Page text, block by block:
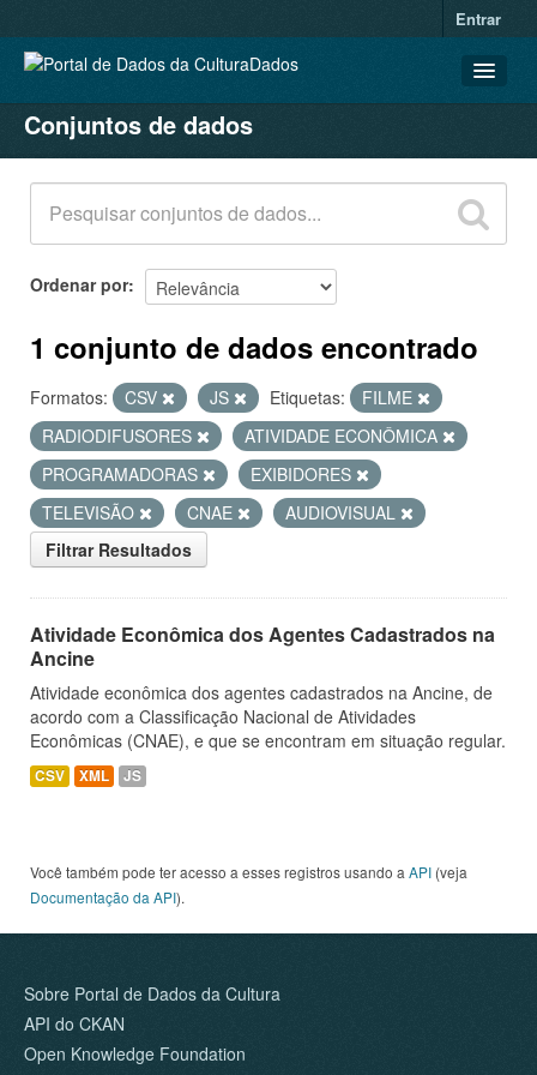
Entrar
CONJUNTOS DE DADOS
ORGANIZAÇÕES
GRUPOS
SOBRE
Conjuntos de dados
Ordenar por
1 conjunto de dados encontrado
Formatos: CSV JS Etiquetas:
FILME
RADIODIFUSORES
ATIVIDADE ECONÔMICA
PROGRAMADORAS
EXIBIDORES
TELEVISÃO
CNAE
AUDIOVISUAL
Filtrar Resultados
Atividade Econômica dos Agentes Cadastrados na
Ancine
Atividade econômica dos agentes cadastrados na Ancine, de
acordo com a Classificação Nacional de Atividades
Econômicas (CNAE), e que se encontram em situação regular.
CSV XML JS
Você também pode ter acesso a esses registros usando a API (veja
Documentação da API).
Sobre Portal de Dados da Cultura
API do CKAN
Open Knowledge Foundation